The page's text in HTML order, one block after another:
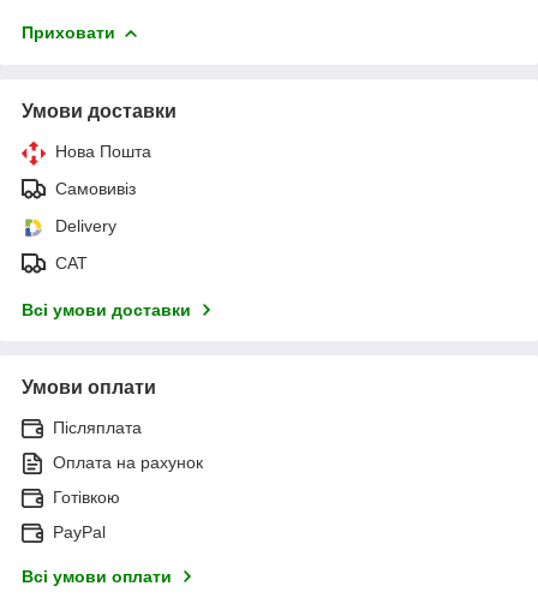
Приховати
Умови доставки
Нова Пошта
Самовивіз
Delivery
САТ
Всі умови доставки
Умови оплати
Післяплата
Оплата на рахунок
Готівкою
PayPal
Всі умови оплати